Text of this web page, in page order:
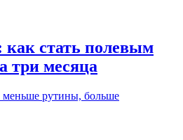
стать полевым
три месяца